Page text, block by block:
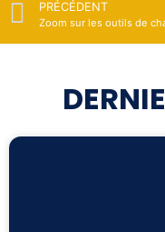
PRÉCÉDENT